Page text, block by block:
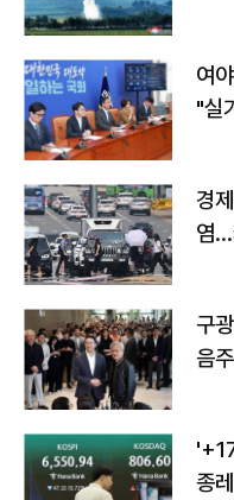
여
"실
경
염…
구
음
종